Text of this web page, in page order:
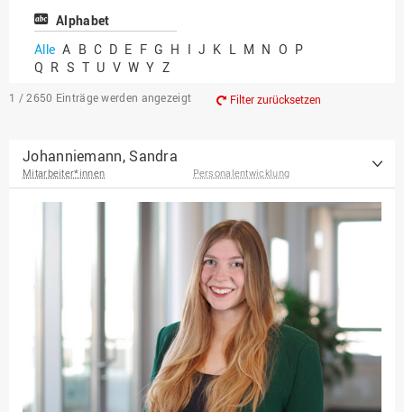
Center for International
Chancengerechtigkeit
eLearning Competence
EU-Büro
Fakultät
Agrarwissenschaften und
und Informatik
Fakultät Management,
Fakultät Wirtschafts- und
Sozialwissenschaften
Finanzen
Professor*innen im
Alphabet
Alle A B C D E F G H I J K L M N O P
Q R S T U V W Y Z
1 / 2650 Einträge werden angezeigt Filter zurücksetzen
Johanniemann, Sandra
Mitarbeiter*innen Personalentwicklung